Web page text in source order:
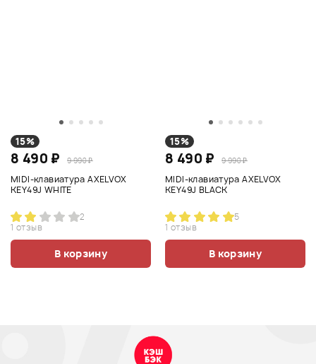
15%
8 490 ₽ 9 990 ₽
MIDI-клавиатура AXELVOX
KEY49J WHITE
2
1 отзыв
В корзину
15%
8 490 ₽ 9 990 ₽
MIDI-клавиатура AXELVOX
KEY49J BLACK
5
1 отзыв
В корзину